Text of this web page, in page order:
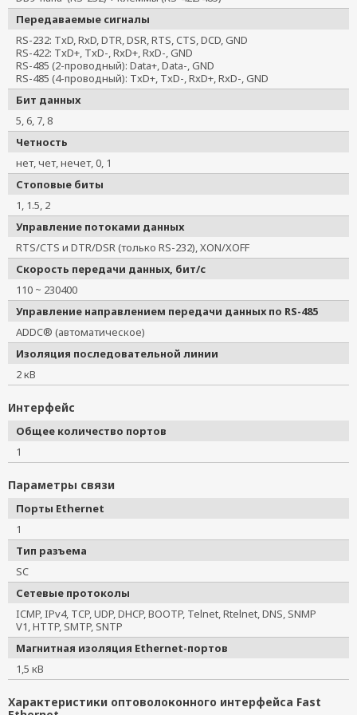
NPort IA-5250I
Передаваемые сигналы
RS-232: TxD, RxD, DTR, DSR, RTS, CTS, DCD, GND
RS-422: TxD+, TxD-, RxD+, RxD-, GND
RS-485 (2-проводный): Data+, Data-, GND
RS-485 (4-проводный): TxD+, TxD-, RxD+, RxD-, GND
Бит данных
5, 6, 7, 8
Четность
нет, чет, нечет, 0, 1
Стоповые биты
1, 1.5, 2
Управление потоками данных
RTS/CTS и DTR/DSR (только RS-232), XON/XOFF
Скорость передачи данных, бит/с
110 ~ 230400
Управление направлением передачи данных по RS-485
ADDC® (автоматическое)
Изоляция последовательной линии
2 кВ
Интерфейс
Общее количество портов
1
Параметры связи
Порты Ethernet
1
Тип разъема
SC
Сетевые протоколы
ICMP, IPv4, TCP, UDP, DHCP, BOOTP, Telnet, Rtelnet, DNS, SNMP
V1, HTTP, SMTP, SNTP
Магнитная изоляция Ethernet-портов
1,5 кВ
Характеристики оптоволоконного интерфейса Fast